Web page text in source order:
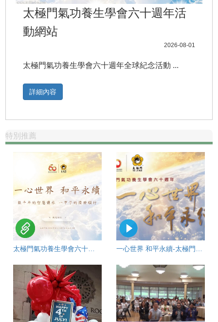
太極門氣功養生學會六十週年活
動網站
2026-08-01
太極門氣功養生學會六十週年全球紀念活動 ...
詳細內容
特別推薦